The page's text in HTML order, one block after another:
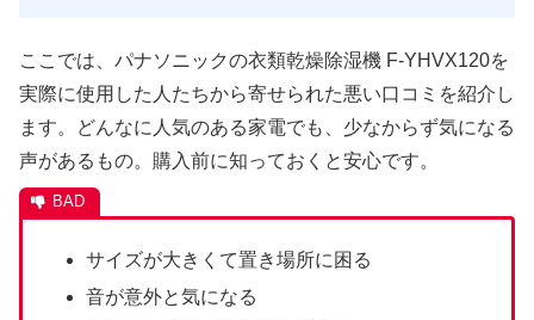
ここでは、パナソニックの衣類乾燥除湿機 F-YHVX120を
実際に使用した人たちから寄せられた悪い口コミを紹介し
ます。どんなに人気のある家電でも、少なからず気になる
声があるもの。購入前に知っておくと安心です。
サイズが大きくて置き場所に困る
音が意外と気になる